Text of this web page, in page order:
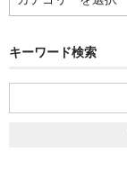
リ
で
キーワード検索